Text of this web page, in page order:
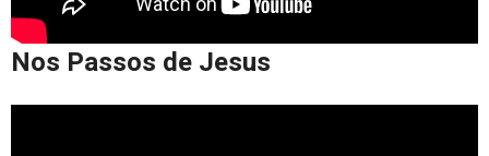
Nos Passos de Jesus